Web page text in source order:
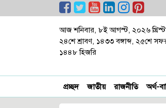
আজ শনিবার, ৮ই আগস্ট, ২০২৬
২৪শে শ্রাবণ, ১৪৩৩ বঙ্গাব্দ, ২৫শে
১৪৪৮ হিজরি
প্রচ্ছদ জাতীয় রাজনীতি অর্থ-